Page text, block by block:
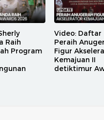
Raih
Program
Video: Daftar
Peraih
Figur
Kemajuan II
detiktimur